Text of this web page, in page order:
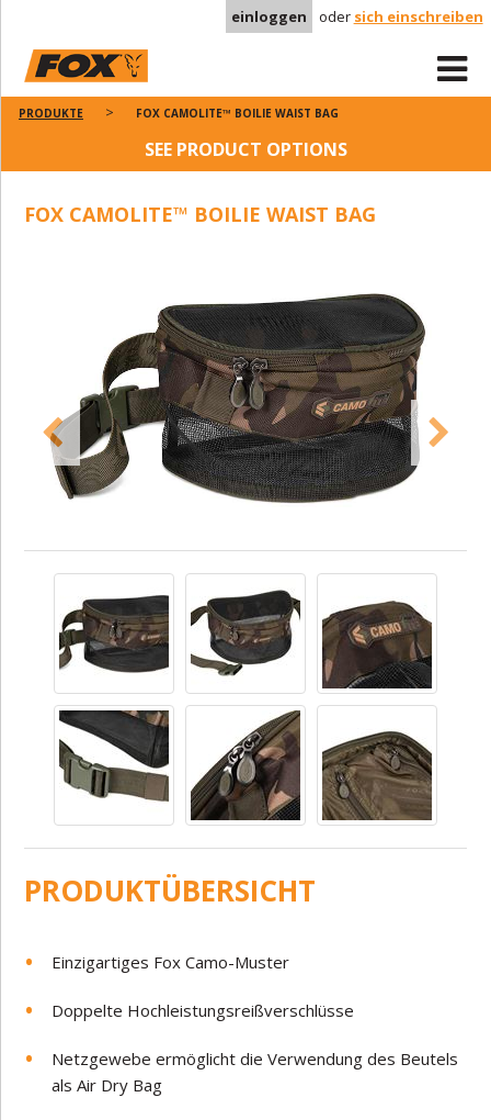
einloggen oder sich einschreiben
PRODUKTE FOX CAMOLITE™ BOILIE WAIST BAG
SEE PRODUCT OPTIONS
FOX CAMOLITE™ BOILIE WAIST BAG
PRODUKTÜBERSICHT
Einzigartiges Fox Camo-Muster
Doppelte Hochleistungsreißverschlüsse
Netzgewebe ermöglicht die Verwendung des Beutels
als Air Dry Bag